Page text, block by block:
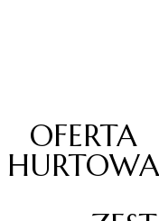
OFERTA
HURTOWA